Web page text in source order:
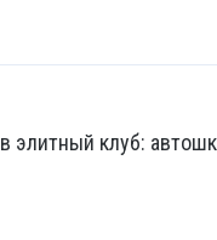
элитный клуб: